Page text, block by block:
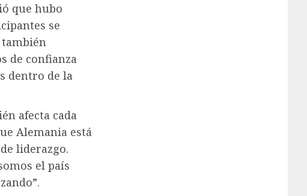
que hubo
se
de confianza
dentro de la
afecta cada
Alemania está
liderazgo.
el país